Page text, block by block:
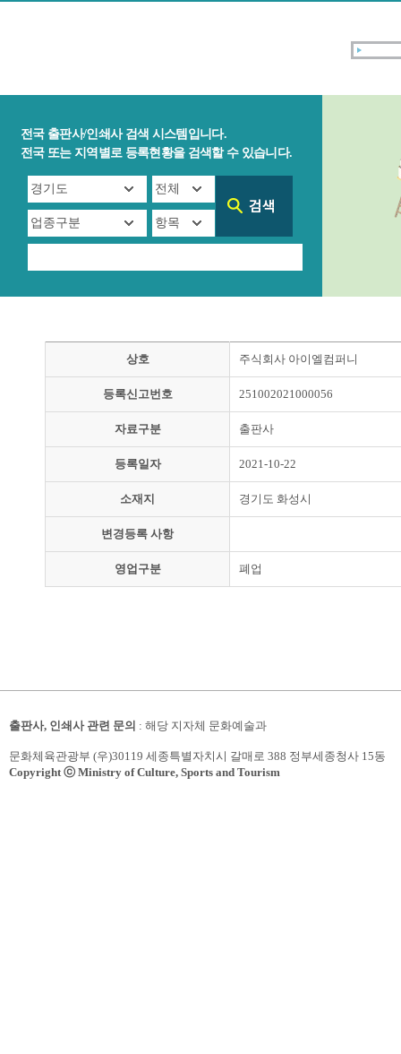
전국 출판사/인쇄사 검색 시스템입니다.
전국 또는 지역별로 등록현황을 검색할 수 있습니다.
상호 주식회사 아이엘컴퍼니
등록신고번호 251002021000056
자료구분 출판사
등록일자 2021-10-22
소재지 경기도 화성시
변경등록 사항
영업구분 폐업
출판사, 인쇄사 관련 문의 : 해당 지자체 문화예술과
문화체육관광부 (우)30119 세종특별자치시 갈매로 388 정부세종청사 15동
Copyright ⓒ Ministry of Culture, Sports and Tourism